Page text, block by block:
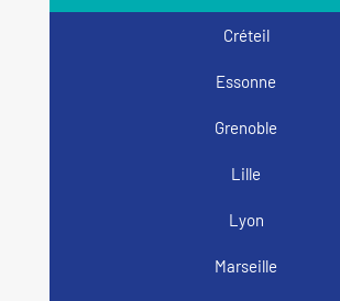
Créteil
Essonne
Grenoble
Lille
Lyon
Marseille